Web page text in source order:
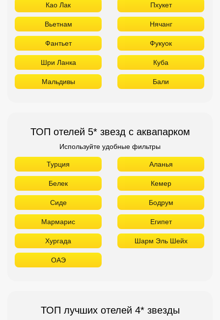
Као Лак Пхукет
Вьетнам Нячанг
Фантьет Фукуок
Шри Ланка Куба
Мальдивы Бали
ТОП отелей 5* звезд с аквапарком
Используйте удобные фильтры
Турция Аланья
Белек Кемер
Сиде Бодрум
Мармарис Египет
Хургада Шарм Эль Шейх
ОАЭ
ТОП лучших отелей 4* звезды